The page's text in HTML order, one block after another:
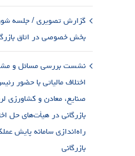
گزارش تصویری / جلسه
بخش خصوصی در اتاق
نشست بررسی مسائل و
اختلاف مالیاتی با حضور
صنایع، معادن و کشاورزی
بازرگانی در هیأت‌های حل
راه‌اندازی سامانه پایش
بازرگانی